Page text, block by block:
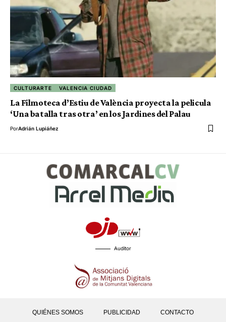
CULTURARTE VALENCIA CIUDAD
La Filmoteca d’Estiu de València proyecta la pelicula
‘Una batalla tras otra’ en los Jardines del Palau
PorAdrián Lupiáñez
Auditor
QUIÉNES SOMOS PUBLICIDAD CONTACTO